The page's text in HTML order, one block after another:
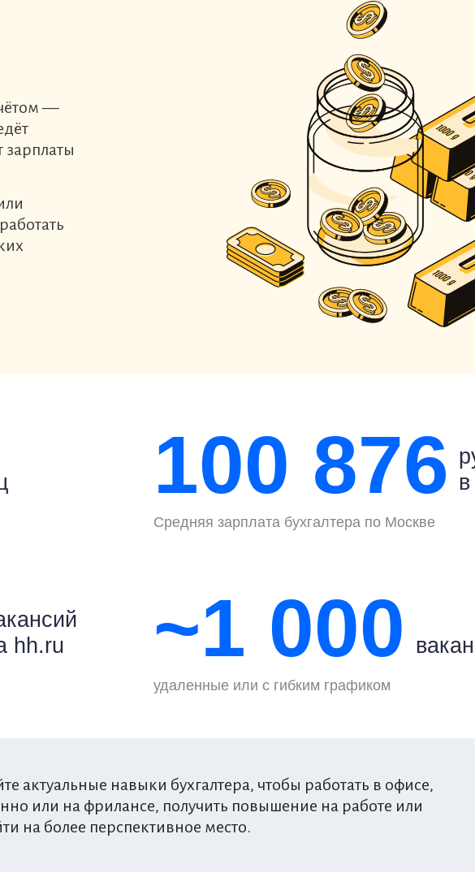
—
зарплаты
актуальные навыки бухгалтера, чтобы работать в офисе,
или на фрилансе, получить повышение на работе или
на более перспективное место.
100 876
Средняя зарплата бухгалтера по Москве
~1 000
hh.ru
удаленные или с гибким графиком